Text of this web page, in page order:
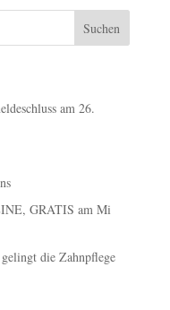
am 26.
GRATIS am Mi
die Zahnpflege